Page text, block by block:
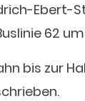
62
bis zur